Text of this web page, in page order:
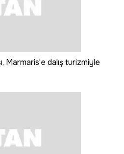
Marmaris'e dalış turizmiyle